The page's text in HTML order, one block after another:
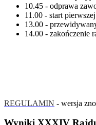
10.45 - odprawa
11.00 - start
13.00 -
14.00 - zakończenie
REGULAMIN - wersja